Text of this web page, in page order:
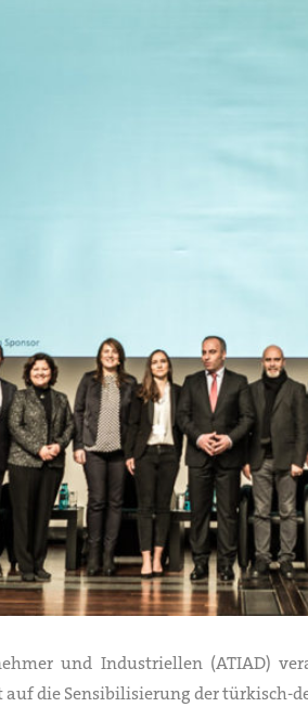
und Industriellen (ATIAD)
die Sensibilisierung der türkisch-